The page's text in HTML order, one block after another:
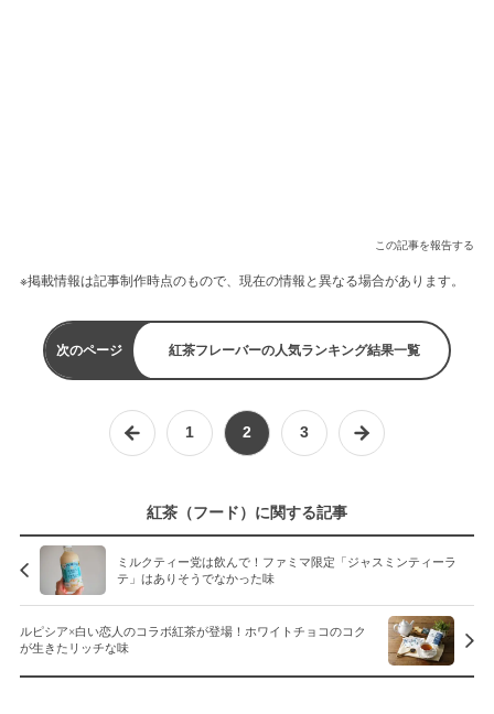
この記事を報告する
※掲載情報は記事制作時点のもので、現在の情報と異なる場合があります。
次のページ 紅茶フレーバーの人気ランキング結果一覧
1 2 3
紅茶（フード）に関する記事
ミルクティー党は飲んで！ファミマ限定「ジャスミンティーラ
テ」はありそうでなかった味
ルピシア×白い恋人のコラボ紅茶が登場！ホワイトチョコのコク
が生きたリッチな味